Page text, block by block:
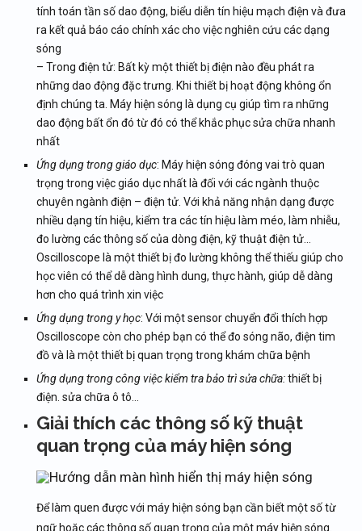
tính toán tần số dao động, biểu diễn tín hiệu mạch điện và đưa
ra kết quả báo cáo chính xác cho việc nghiên cứu các dạng
sóng
– Trong điện tử: Bất kỳ một thiết bị điện nào đều phát ra
những dao động đặc trưng. Khi thiết bị hoạt động không ổn
định chúng ta. Máy hiện sóng là dụng cụ giúp tìm ra những
dao động bất ổn đó từ đó có thể khắc phục sửa chữa nhanh
nhất
Ứng dụng trong giáo dục: Máy hiện sóng đóng vai trò quan
trọng trong việc giáo dục nhất là đối với các ngành thuộc
chuyên ngành điện – điện tử. Với khả năng nhận dạng được
nhiều dạng tín hiệu, kiểm tra các tín hiệu làm méo, làm nhiễu,
đo lường các thông số của dòng điện, kỹ thuật điện tử…
Oscilloscope là một thiết bị đo lường không thể thiếu giúp cho
học viên có thể dễ dàng hình dung, thực hành, giúp dễ dàng
hơn cho quá trình xin việc
Ứng dụng trong y học: Với một sensor chuyển đổi thích hợp
Oscilloscope còn cho phép bạn có thể đo sóng não, điện tim
đồ và là một thiết bị quan trọng trong khám chữa bệnh
Ứng dụng trong công việc kiểm tra bảo trì sửa chữa:thiết bị
điện. sửa chữa ô tô…
Giải thích các thông số kỹ thuật
quan trọng của máy hiện sóng
Để làm quen được với máy hiện sóng bạn cần biết một số từ
ngữ hoặc các thông số quan trọng của một máy hiện sóng.